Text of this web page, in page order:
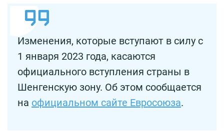
Изменения, которые вступают в силу с
1 января 2023 года, касаются
официального вступления страны в
Шенгенскую зону. Об этом сообщается
на официальном сайте Евросоюза.